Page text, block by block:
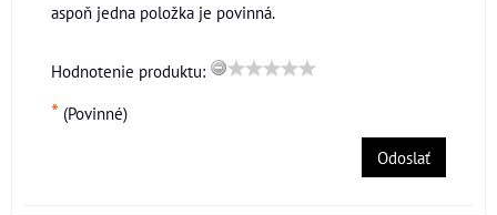
aspoň jedna položka je povinná.
Hodnotenie produktu:
* (Povinné)
Odoslať